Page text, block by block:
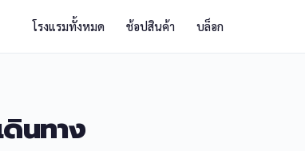
โรงแรมทั้งหมด ช้อปสินค้า บล็อก
นทาง